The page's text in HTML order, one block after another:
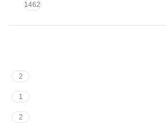
1462
2
1
2